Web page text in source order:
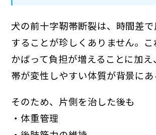
犬の前十字靭帯断裂は、時間差
することが珍しくありません。
かばって負担が増えることに加
帯が変性しやすい体質が背景にあ
そのため、片側を治した後も
・体重管理